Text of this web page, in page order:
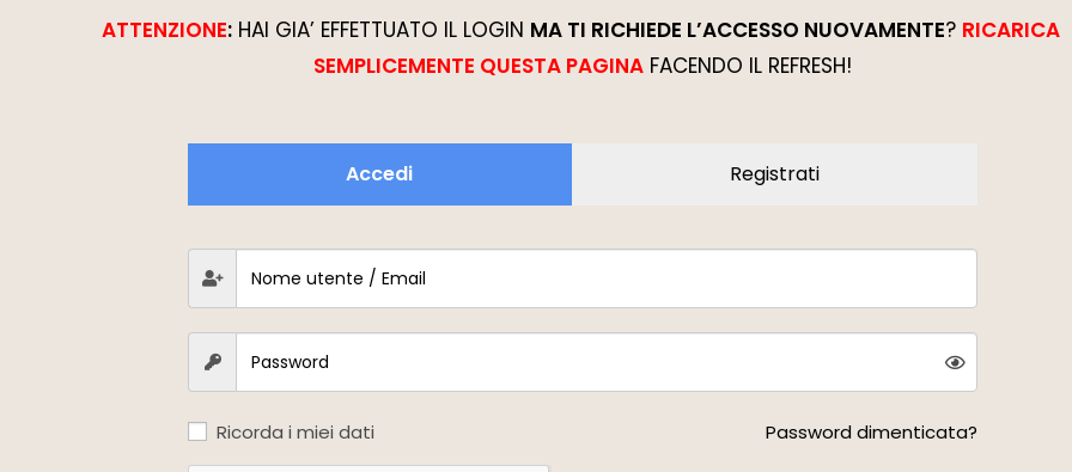
ATTENZIONE:HAI GIA’ EFFETTUATO IL LOGIN MA TI RICHIEDE L’ACCESSO NUOVAMENTE? RICARICA
SEMPLICEMENTE QUESTA PAGINA FACENDO IL REFRESH!
Accedi Registrati
Ricorda i miei dati Password dimenticata?